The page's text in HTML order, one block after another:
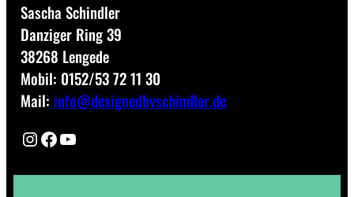
Sascha Schindler
Danziger Ring 39
38268 Lengede
Mobil: 0152/53 72 11 30
Mail: info@designedbyschindler.de
Instagram Facebook YouTube